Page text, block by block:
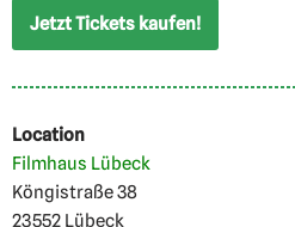
Jetzt Tickets kaufen!
Location
Filmhaus Lübeck
Köngistraße 38
23552 Lübeck